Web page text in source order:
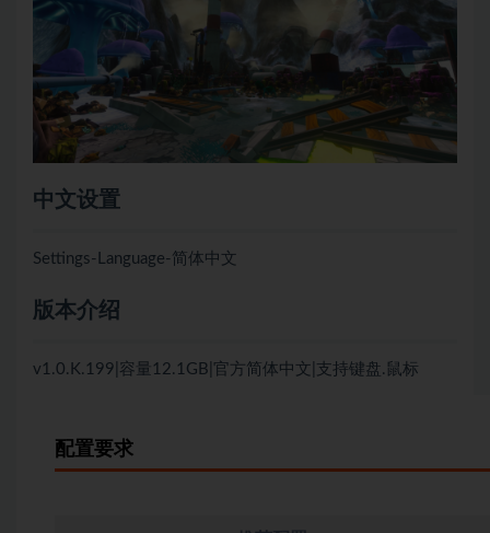
中文设置
Settings-Language-简体中文
版本介绍
v1.0.K.199|容量12.1GB|官方简体中文|支持键盘.鼠标
配置要求